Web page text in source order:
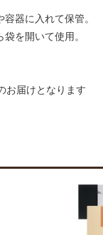
器に入れて保管。
を開いて使用。
お届けとなります